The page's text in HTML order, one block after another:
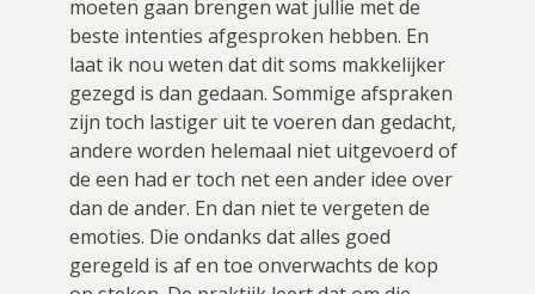
moeten gaan brengen wat jullie met de
beste intenties afgesproken hebben. En
laat ik nou weten dat dit soms makkelijker
gezegd is dan gedaan. Sommige afspraken
zijn toch lastiger uit te voeren dan gedacht,
andere worden helemaal niet uitgevoerd of
de een had er toch net een ander idee over
dan de ander. En dan niet te vergeten de
emoties. Die ondanks dat alles goed
geregeld is af en toe onverwachts de kop